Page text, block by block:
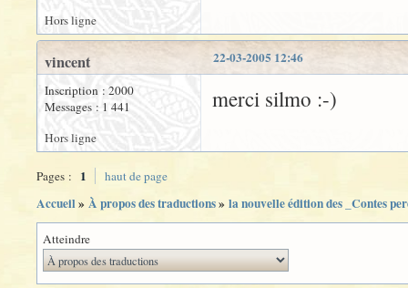
Hors ligne
22-03-2005 12:46
vincent
Inscription : 2000
Messages : 1 441
merci silmo :-)
Hors ligne
Pages : 1 haut de page
Accueil» À propos des traductions» la nouvelle édition des _Contes
Atteindre